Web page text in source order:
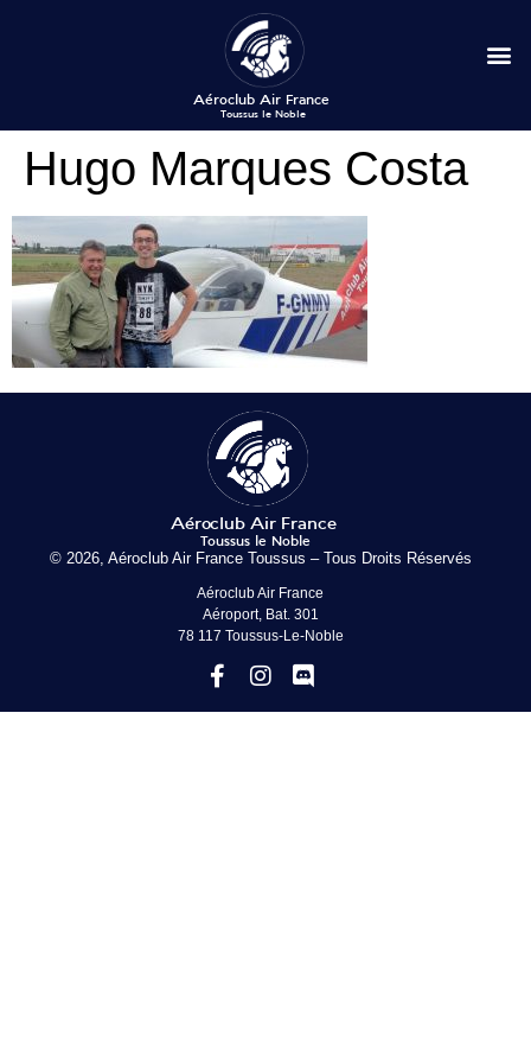
Hugo Marques Costa
© 2026, Aéroclub Air France Toussus – Tous Droits Réservés
Aéroclub Air France
Aéroport, Bat. 301
78 117 Toussus-Le-Noble